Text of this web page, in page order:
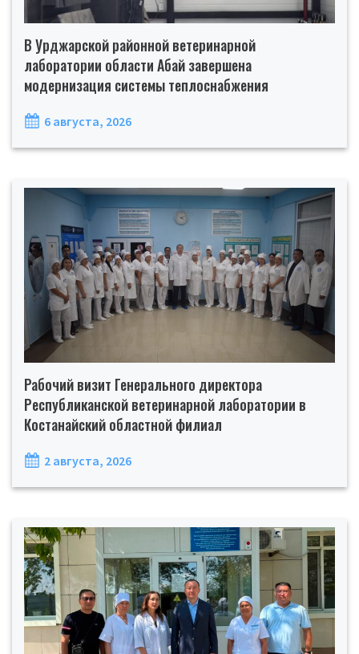
В Урджарской районной ветеринарной
лаборатории области Абай завершена
модернизация системы теплоснабжения
6 августа, 2026
Рабочий визит Генерального директора
Республиканской ветеринарной лаборатории в
Костанайский областной филиал
2 августа, 2026